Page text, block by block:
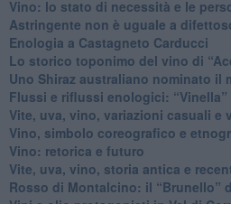
Vino: lo stato di necessità e le
​Astringente non è uguale a
Enologia a Castagneto Carducci
Lo storico toponimo del vino di
Uno Shiraz australiano nominato il
​Flussi e riflussi enologici: “Vinella”
Vite, uva, vino, variazioni casuali e
Vino, simbolo coreografico e
​Vino: retorica e futuro
​Vite, uva, vino, storia antica e
​Rosso di Montalcino: il “Brunello”